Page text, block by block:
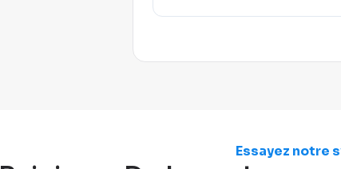
Essayez notre